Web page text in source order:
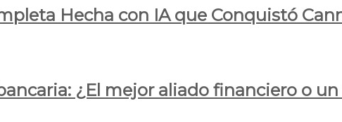
Hecha con IA que Conquistó
¿El mejor aliado financiero o